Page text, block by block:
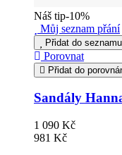
Náš tip-10%
Můj seznam přání
Přidat do
Porovnat
Přidat do
Sandály
1 090 Kč
981 Kč